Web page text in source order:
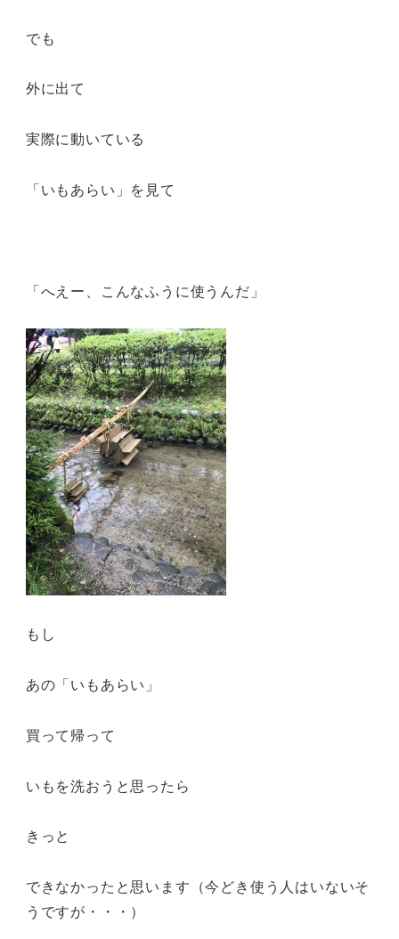
でも
外に出て
実際に動いている
「いもあらい」を見て
「へえー、こんなふうに使うんだ」
もし
あの「いもあらい」
買って帰って
いもを洗おうと思ったら
きっと
できなかったと思います（今どき使う人はいないそ
うですが・・・）